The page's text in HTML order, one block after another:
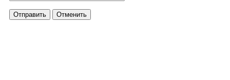
Отправить Отменить